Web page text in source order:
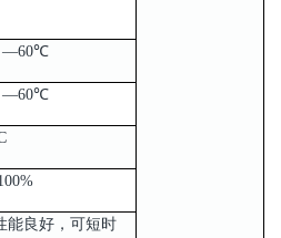
—60℃
—60℃
能良好，可短时